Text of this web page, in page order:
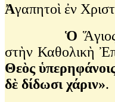
Ἀγαπητοὶ ἐν
Ὁ
στὴν Καθολικὴ
Θεὸς
δὲ δίδωσι χάριν».